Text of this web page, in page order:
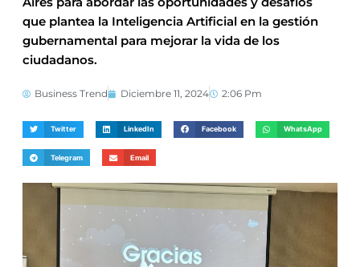
que plantea la Inteligencia Artificial en la gestión
gubernamental para mejorar la vida de los
ciudadanos.
Business Trend Diciembre 11, 2024 2:06 Pm
Twitter LinkedIn Facebook WhatsApp
Telegram Email